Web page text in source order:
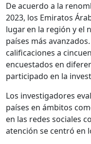
De acuerdo a la
2023, los Emiratos
lugaren la región y el
países más
calificaciones a
encuestados en
participado en la
Los investigadores
países en ámbitos
en las redes sociales
atención se centró en